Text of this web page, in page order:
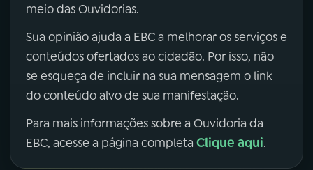
meio das Ouvidorias.
Sua opinião ajuda a EBC a melhorar os serviços e
conteúdos ofertados ao cidadão. Por isso, não
se esqueça de incluir na sua mensagem o link
do conteúdo alvo de sua manifestação.
Para mais informações sobre a Ouvidoria da
EBC, acesse a página completa Clique aqui.